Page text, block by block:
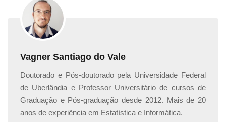
Vagner Santiago do Vale
Doutorado e Pós-doutorado pela Universidade Federal
de Uberlândia e Professor Universitário de cursos de
Graduação e Pós-graduação desde 2012. Mais de 20
anos de experiência em Estatística e Informática.